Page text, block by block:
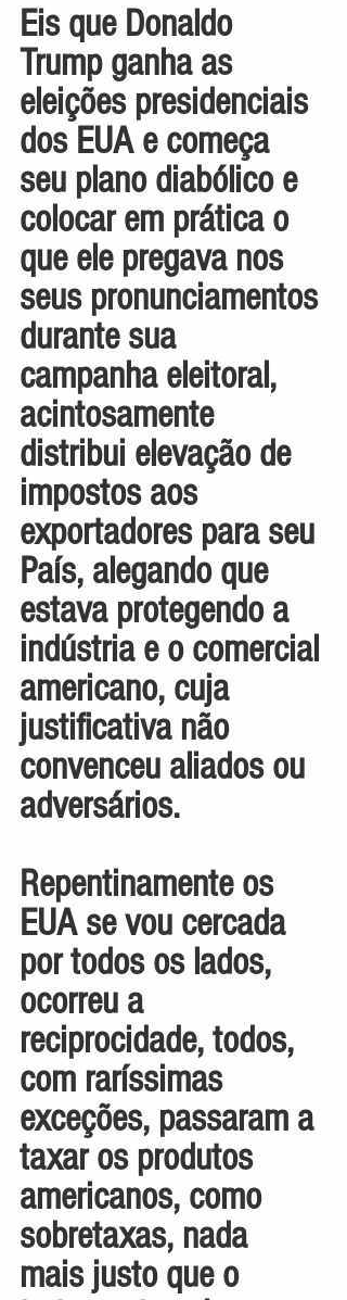
Eis que Donaldo
Trump ganha as
eleições presidenciais
dos EUA e começa
seu plano diabólico e
colocar em prática o
que ele pregava nos
seus pronunciamentos
durante sua
campanha eleitoral,
acintosamente
distribui elevação de
impostos aos
exportadores para seu
País, alegando que
estava protegendo a
indústria e o comercial
americano, cuja
justificativa não
convenceu aliados ou
adversários.
Repentinamente os
EUA se vou cercada
por todos os lados,
ocorreu a
reciprocidade, todos,
com raríssimas
exceções, passaram a
taxar os produtos
americanos, como
sobretaxas, nada
mais justo que o